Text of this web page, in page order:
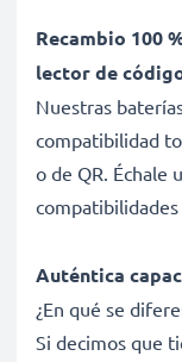
Recambio 100
lector de
Nuestras
compatibilidad
o de QR. Échale
Auténtica
¿En qué se
Si decimos que